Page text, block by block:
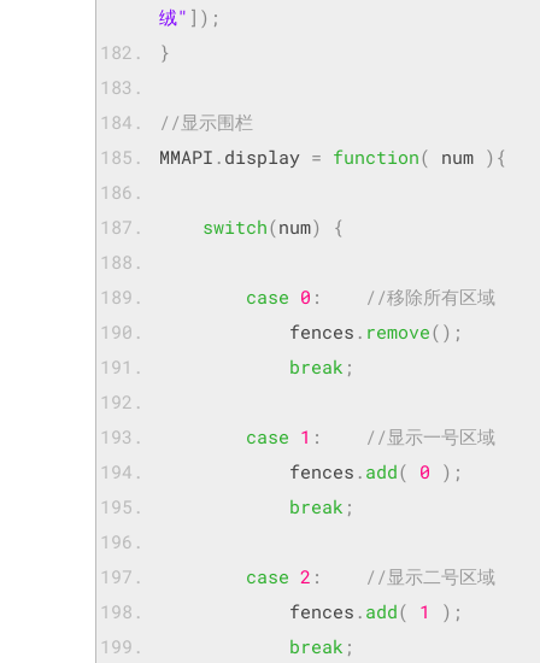
绒" ]);
}
//显示围栏
MMAPI . display = function( num ){
switch(num) {
case 0 :
//移除所有区域
            fences
. remove();
break ;
case 1 :
//显示一号区域
            fences
. add( 0 );
break ;
case 2 :
//显示二号区域
            fences
. add( 1
);
break ;